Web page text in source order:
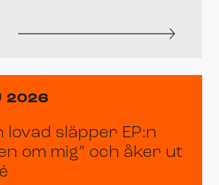
2026
lovad släpper EP:n
om mig” och åker ut